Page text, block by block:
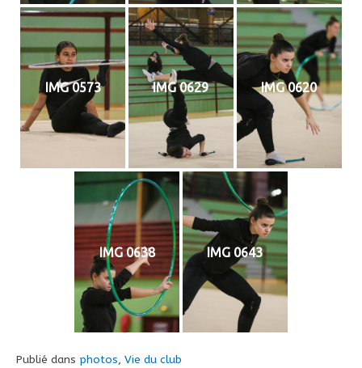
IMG 0573 IMG 0629 IMG 0620
IMG 0638 IMG 0643
Publié dans photos, Vie du club